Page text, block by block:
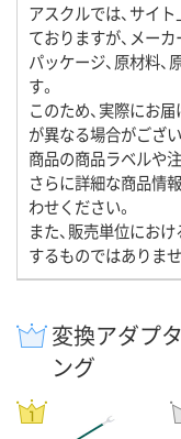
アスクルでは、サイ
ておりますが、メーカ
パッケージ、原材料
す。
このため、実際にお
が異なる場合がござ
商品の商品ラベルや
さらに詳細な商品情
わせください。
また、販売単位にお
するものではありま
変換アダプ
ング